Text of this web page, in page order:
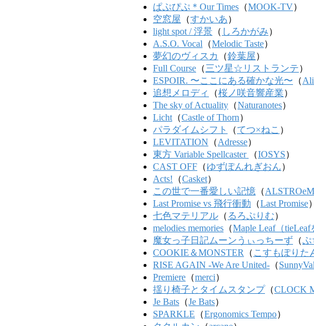
ぱぷぴぷ＊Our Times （MOOK-TV）
空窓屋 （すかいあ）
light spot / 浮景 （ しろかがみ）
A.S.O. Vocal （Melodic Taste）
夢幻のヴィスカ
（鈴葉屋）
Full Course （三ツ星☆リストランテ）
ESPOIR. 〜ここにある確かな光〜 （
追想メロディ
（桜ノ咲音響産業）
The sky of Actuality （Naturanotes）
Licht （Castle of Thorn）
パラダイムシフト
（てつ×ねこ ）
LEVITATION （Adresse）
東方 Variable Spellcaster
（IOSYS）
CAST OFF （ゆずぽんれぎおん）
Acts! （Casket）
この世で一番愛しい記憶 （
Last Promise vs 飛行衝動 （Last Promise）
七色マテリアル （ るろぷりむ）
melodies memories （Maple Leaf（tieLeaf
魔女っ子日記ムーンうぃっちーず （ぷ
COOKIE＆MONSTER
（ こすもぽりた
RISE AGAIN -We Are United- （
Premiere （merci）
揺り椅子とタイムスタンプ（CLOCK
Je Bats （Je Bats）
SPARKLE （Ergonomics Tempo）